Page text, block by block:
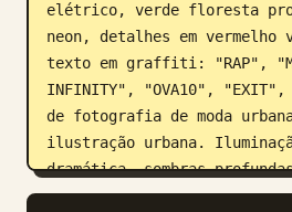
elétrico, verde floresta
neon, detalhes em vermelho
texto em graffiti: "RAP",
INFINITY", "OVA10",
de fotografia de moda
ilustração urbana.
dramática, sombras
contorno. Detalhes ultra